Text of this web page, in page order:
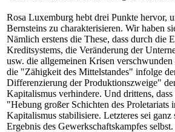
Rosa Luxemburg hebt drei Punkte hervor,
Bernsteins zu charakterisieren. Wir haben
Nämlich erstens die These, dass durch die
Kreditsystems, die Veränderung der
usw. die allgemeinen Krisen verschwunden
die "Zähigkeit des Mittelstandes" infolge
Differenzierung der Produktionszweige"
Kapitalismus verhindere. Und drittens, dass
"Hebung großer Schichten des Proletariats
Kapitalismus stabilisiere. Letzteres sei ganz
Ergebnis des Gewerkschaftskampfes selbst.